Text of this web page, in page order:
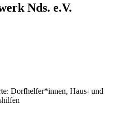
Nds. e.V.
Dorfhelfer*innen, Haus- und